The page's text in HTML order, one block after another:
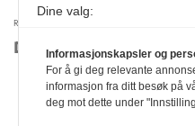
RUBRIKKANNONSER
Diverse
Dine valg:
Informasjonskapsler og
For å gi deg relevante
informasjon fra ditt besøk på
deg mot dette under